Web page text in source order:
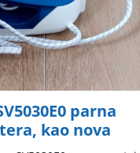
parna
kao nova